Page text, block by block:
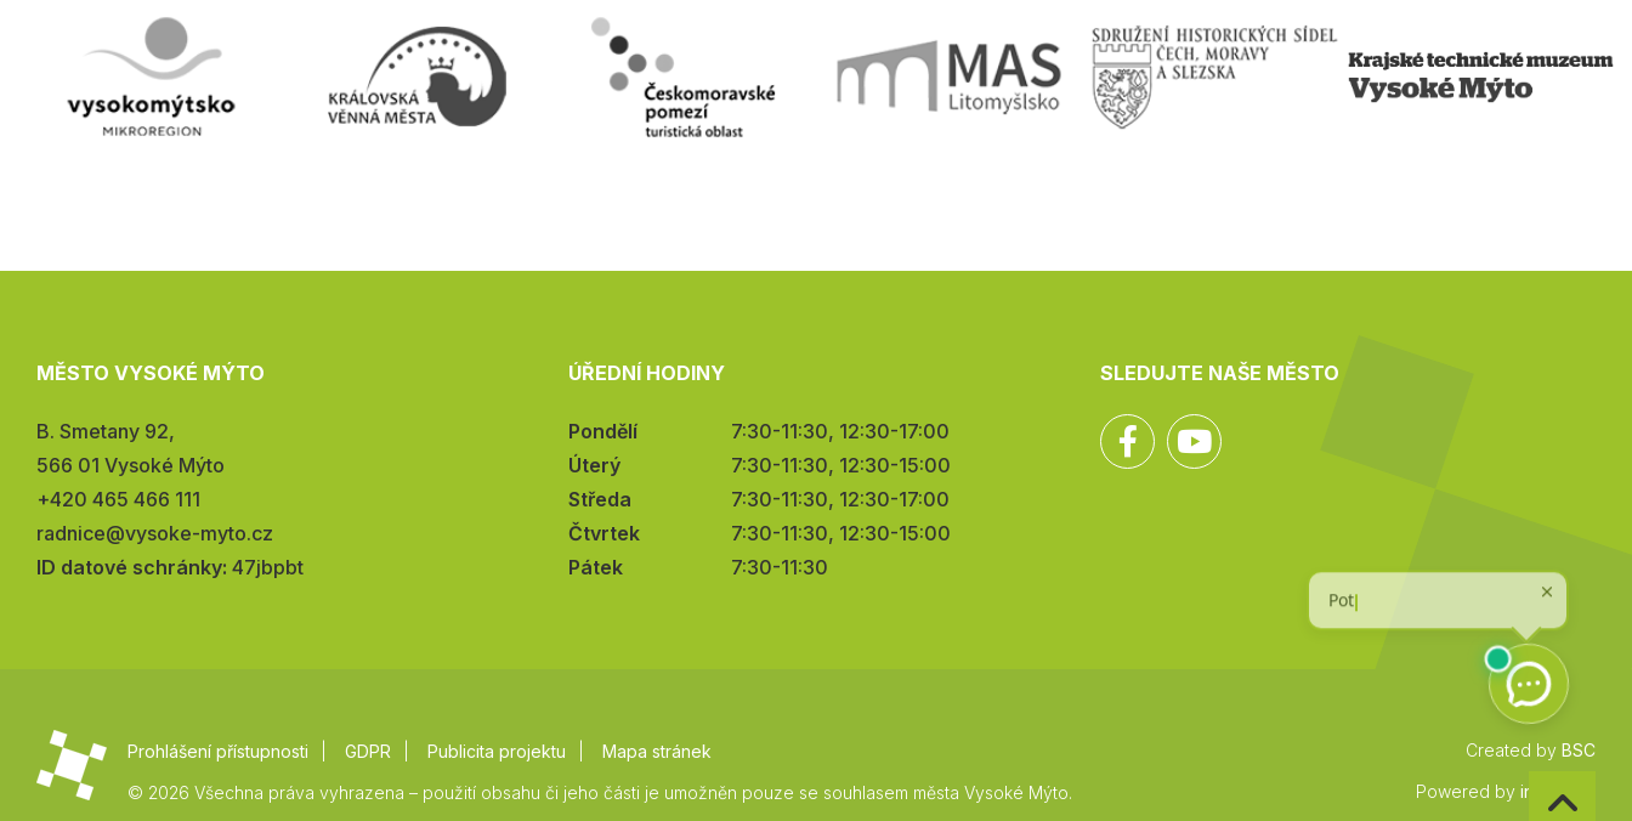
MĚSTO VYSOKÉ MÝTO
Adresa:
B. Smetany 92,
566 01 Vysoké Mýto
Telefon:
+420 465 466 111
E-
mail:
radnice@vysoke-myto.cz
ID datové schránky: 47jbpbt
ÚŘEDNÍ HODINY
Pondělí
7:30-11:30, 12:30-17:00
Úterý
7:30-11:30, 12:30-15:00
Středa
7:30-11:30, 12:30-17:00
Čtvrtek
7:30-11:30, 12:30-15:00
Pátek
7:30-11:30
SLEDUJTE NAŠE MĚSTO
Facebook
Prohlášení přístupnosti GDPR Publicita projektu
Mapa stránek
© 2026 Všechna práva vyhrazena – použití obsahu či jeho části je umožněn pouze se souhlasem města Vysoké Mýto.
Created by BSC
Powered by infocount
na